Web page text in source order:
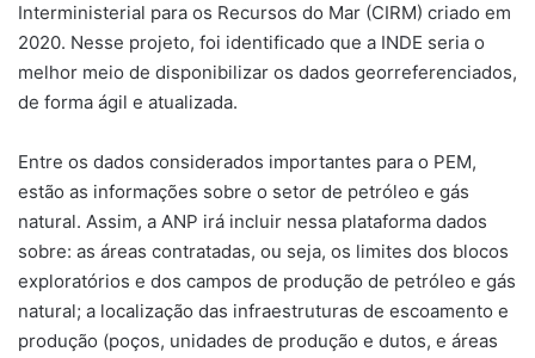
Interministerial para os Recursos do Mar (CIRM) criado em
2020. Nesse projeto, foi identificado que a INDE seria o
melhor meio de disponibilizar os dados georreferenciados,
de forma ágil e atualizada.
Entre os dados considerados importantes para o PEM,
estão as informações sobre o setor de petróleo e gás
natural. Assim, a ANP irá incluir nessa plataforma dados
sobre: as áreas contratadas, ou seja, os limites dos blocos
exploratórios e dos campos de produção de petróleo e gás
natural; a localização das infraestruturas de escoamento e
produção (poços, unidades de produção e dutos, e áreas